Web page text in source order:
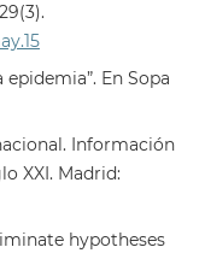
epidemia”. En Sopa
Información
XXI. Madrid:
hypotheses